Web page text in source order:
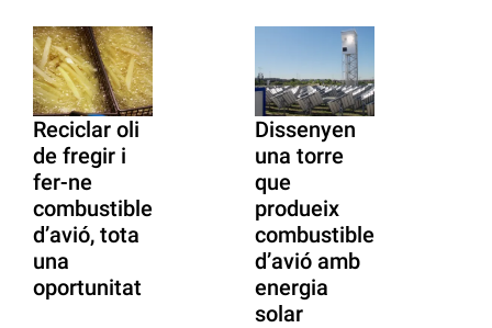
Reciclar oli
de fregir i
fer-ne
combustible
d’avió, tota
una
oportunitat
Dissenyen
una torre
que
produeix
combustible
d’avió amb
energia
solar